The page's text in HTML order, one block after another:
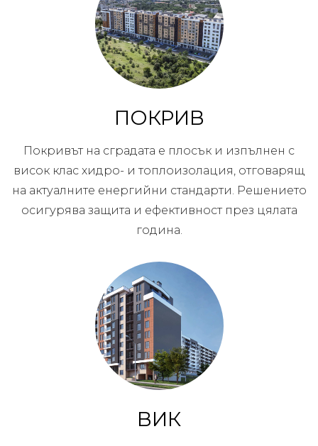
ПОКРИВ
Покривът на сградата е плосък и изпълнен с
висок клас хидро- и топлоизолация, отговарящ
на актуалните енергийни стандарти. Решението
осигурява защита и ефективност през цялата
година.
ВИК